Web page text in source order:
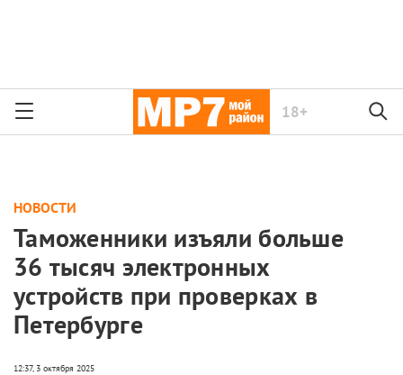
18+
НОВОСТИ
Таможенники изъяли больше
36 тысяч электронных
устройств при проверках в
Петербурге